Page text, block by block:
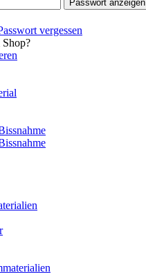
Passwort anzeigen
vergessen
Shop?